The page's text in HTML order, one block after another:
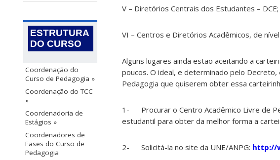
ESTRUTURA
DO CURSO
Coordenação do
Curso de Pedagogia »
Coordenação do TCC
»
Coordenadoria de
Estágios »
Coordenadores de
Fases do Curso de
Pedagogia
V – Diretórios Centrais dos Estudantes – DCE;
VI – Centros e Diretórios Acadêmicos, de
Alguns lugares ainda estão aceitando a
poucos. O ideal, e determinado pelo Decreto,
Pedagogia que quiserem obter essa
1- Procurar o Centro Acadêmico Livre de
estudantil para obter da melhor forma a
2- Solicitá-la no site da UNE/ANPG: http://